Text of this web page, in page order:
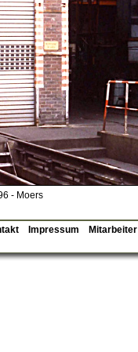
- Moers
Impressum Mitarbeiter